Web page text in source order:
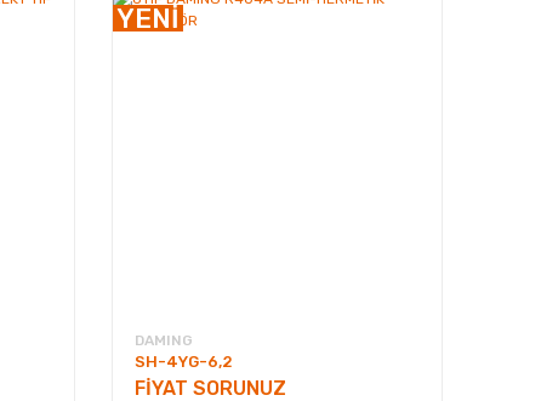
YENİ
DAMING
SH-4YG-6,2
FİYAT SORUNUZ